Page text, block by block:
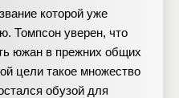
которой уже
Томпсон уверен, что
южан в прежних общих
цели такое множество
обузой для